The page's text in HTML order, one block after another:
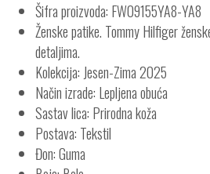
Šifra proizvoda: FW09155YA8-YA8
Ženske patike. Tommy Hilfiger
detaljima.
Kolekcija: Jesen-Zima 2025
Način izrade: Lepljena obuća
Sastav lica: Prirodna koža
Postava: Tekstil
Đon: Guma